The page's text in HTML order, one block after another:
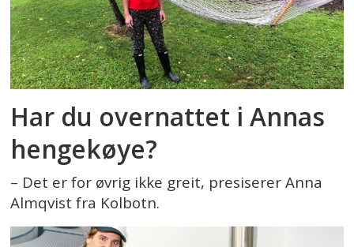
Har du overnattet i Annas
hengekøye?
– Det er for øvrig ikke greit, presiserer Anna
Almqvist fra Kolbotn.